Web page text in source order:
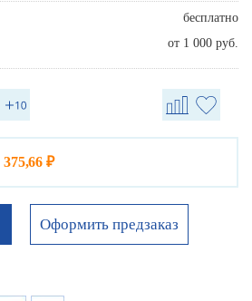
бесплатно
от 1 000 руб.
375,66 ₽
Оформить предзаказ